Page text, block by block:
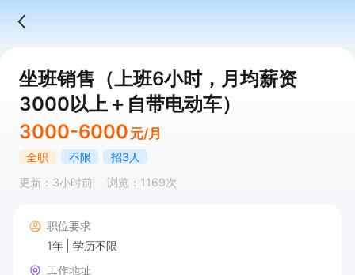
坐班销售（上班6小时，月均薪资
3000以上＋自带电动车）
3000-6000 元/月
全职 不限
招3人
更新：3小时前
浏览：1169次
职位要求
1年
学历不限
工作地址